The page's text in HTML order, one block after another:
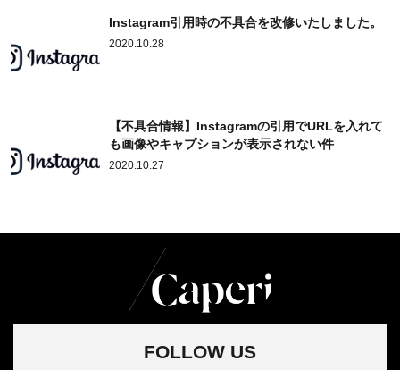
Instagram引用時の不具合を改修いたしました。
2020.10.28
【不具合情報】Instagramの引用でURLを入れて
も画像やキャプションが表示されない件
2020.10.27
FOLLOW US